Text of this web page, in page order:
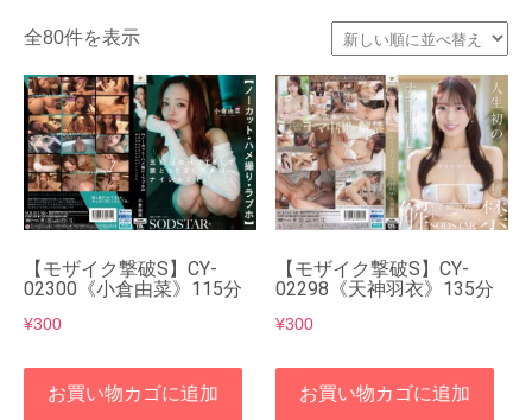
全80件を表示新
い
順
【モザイク撃破S】CY-
02300《小倉由菜》115分
¥300
お買い物カゴに追加
【モザイク撃破S】CY-
02298《天神羽衣》135分
¥300
お買い物カゴに追加